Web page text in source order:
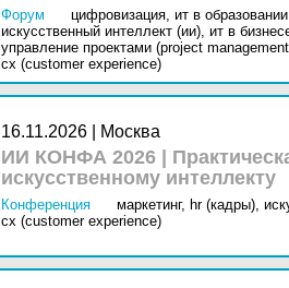
Форум цифровизация, ит в
искусственный интеллект (ии), ит в
управление проектами (project
cx (customer experience)
16.11.2026 | Москва
ИИ КОНФА 2026 |
искусственному интеллекту
Конференция маркетинг, hr (кадры),
cx (customer experience)